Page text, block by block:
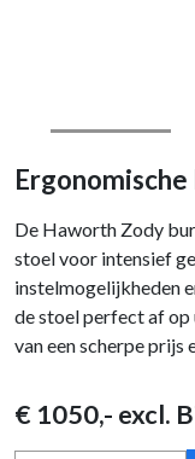
De Haworth Zody
stoel voor intensief
instelmogelijkheden
de stoel perfect af
van een scherpe prijs
€ 1050,- excl.